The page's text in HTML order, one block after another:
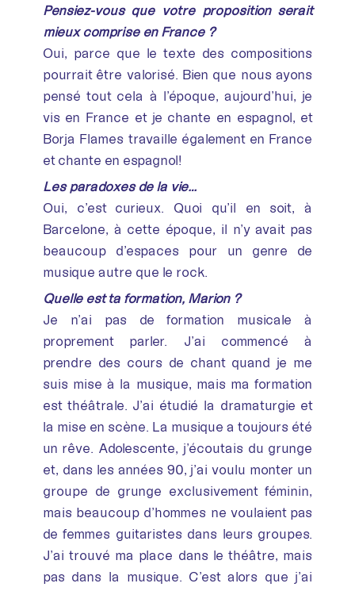
Pensiez-vous que votre proposition serait
mieux comprise en France ?
Oui, parce que le texte des compositions
pourrait être valorisé. Bien que nous ayons
pensé tout cela à l’époque, aujourd’hui, je
vis en France et je chante en espagnol, et
Borja Flames travaille également en France
et chante en espagnol!
Les paradoxes de la vie…
Oui, c’est curieux. Quoi qu’il en soit, à
Barcelone, à cette époque, il n’y avait pas
beaucoup d’espaces pour un genre de
musique autre que le rock.
Quelle est ta formation, Marion ?
Je n’ai pas de formation musicale à
proprement parler. J’ai commencé à
prendre des cours de chant quand je me
suis mise à la musique, mais ma formation
est théâtrale. J’ai étudié la dramaturgie et
la mise en scène. La musique a toujours été
un rêve. Adolescente, j’écoutais du grunge
et, dans les années 90, j’ai voulu monter un
groupe de grunge exclusivement féminin,
mais beaucoup d’hommes ne voulaient pas
de femmes guitaristes dans leurs groupes.
J’ai trouvé ma place dans le théâtre, mais
pas dans la musique. C’est alors que j’ai